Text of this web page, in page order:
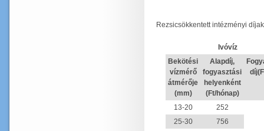
Rezsicsökkentett intézményi
Ivóvíz
Bekötési
vízmérő
átmérője
(mm)
Alapdíj,
fogyasztási
helyenként
(Ft/hónap)
13-20 252
25-30
756